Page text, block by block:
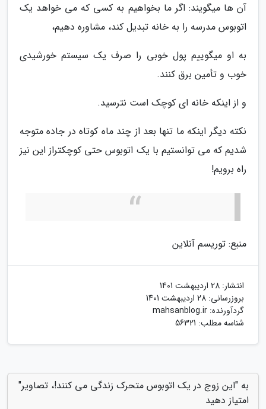
آن ها میگویند: اگر ما بخواهیم به کسی که می خواهد یک
اتوبوس مدرسه را به خانه تبدیل کند، مشاوره دهیم،
به او میگوییم پول خوبی را صرف یک سیستم خورشیدی
خوب و تأمین برق کنند.
و از اینکه خانه ای کوچک است نترسید.
نکته دیگر اینکه ما تنها بعد از چند ماه کوتاه در جاده متوجه
شدیم که می توانستیم با یک اتوبوس حتی کوچکتراز این نیز
راه برویم!
منبع: توریسم آنلاین
انتشار: 28 اردیبهشت 1401
بروزرسانی: 28 اردیبهشت 1401
گردآورنده: mahsanblog.ir
شناسه مطلب: 56321
به "این زوج در یک اتوبوس متحرک زندگی می کنند!، تصاویر"
امتیاز دهید